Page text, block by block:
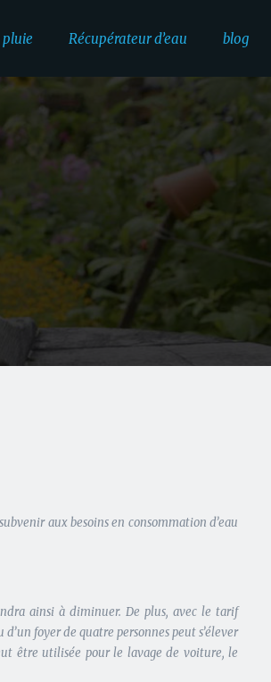
pluie Récupérateur d’eau blog
aux besoins en consommation d’eau
ainsi à diminuer. De plus, avec le tarif
foyer de quatre personnes peut s’élever
être utilisée pour le lavage de voiture, le